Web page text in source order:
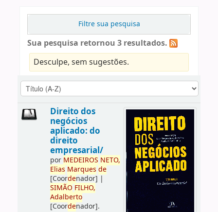
Filtre sua pesquisa
Sua pesquisa retornou 3 resultados.
Desculpe, sem sugestões.
Direito dos
negócios
aplicado: do
direito
empresarial/
por MEDEIROS NETO,
Elias Marques de
[Coordenador] |
SIMÃO FILHO,
Adalberto
[Coordenador].